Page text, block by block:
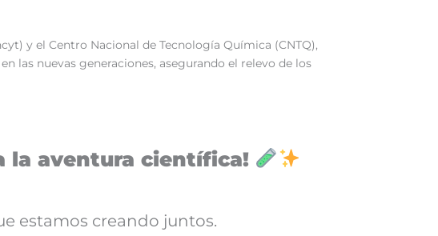
y el Centro Nacional de Tecnología Química (CNTQ),
las nuevas generaciones, asegurando el relevo de los
la aventura científica!
estamos creando juntos.